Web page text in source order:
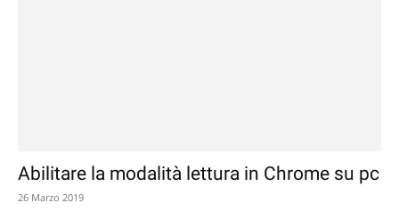
Abilitare la modalità lettura in Chrome su pc
26 Marzo 2019